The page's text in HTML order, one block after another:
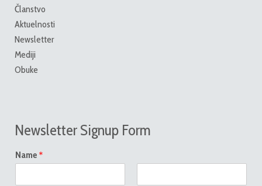
Članstvo
Aktuelnosti
Newsletter
Mediji
Obuke
Newsletter Signup Form
Name *